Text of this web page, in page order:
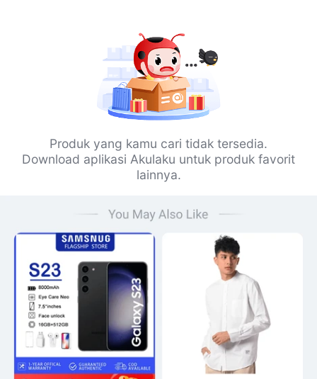
Produk yang kamu cari tidak tersedia.
Download aplikasi Akulaku untuk produk favorit
lainnya.